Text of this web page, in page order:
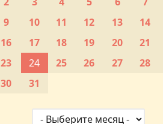
9
10 11 12 13 14
16
17 18 19 20 21
23
24 25 26 27 28
30
31